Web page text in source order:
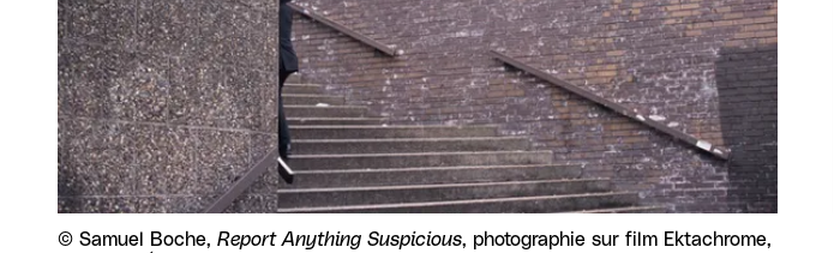
Droits réservés :
© Samuel Boche, Report Anything Suspicious, photographie sur film Ektachrome,